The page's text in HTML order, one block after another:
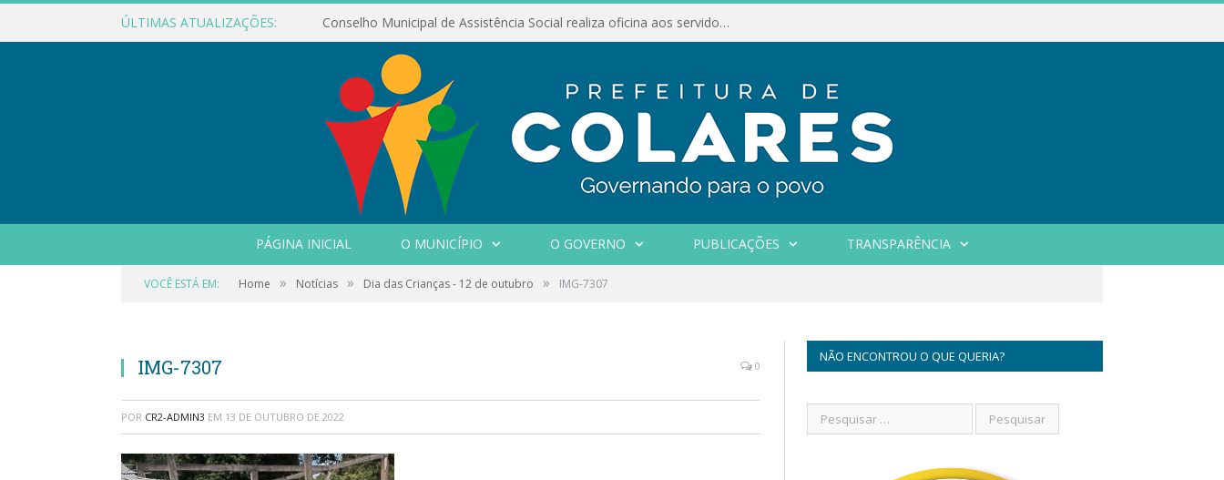
ÚLTIMAS ATUALIZAÇÕES: Conselho Municipal de Assistência Social realiza oficina aos servidores
PÁGINA INICIAL O MUNICÍPIO O GOVERNO PUBLICAÇÕES TRANSPARÊNCIA
VOCÊ ESTÁ EM: Home » Notícias » Dia das Crianças - 12 de outubro » IMG-7307
IMG-7307 0
POR CR2-ADMIN3 EM 13 DE OUTUBRO DE 2022
NÃO ENCONTROU O QUE QUERIA?